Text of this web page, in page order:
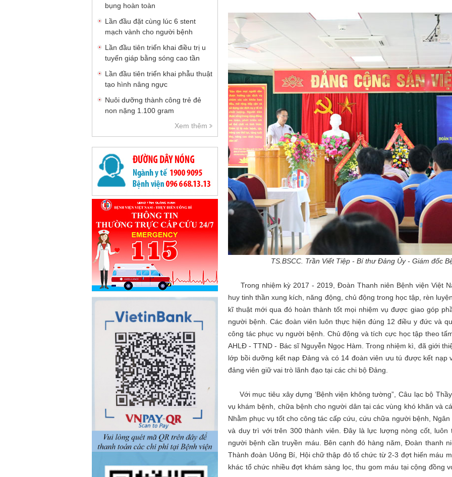
bụng hoàn toàn
Lần đầu đặt cùng lúc 6 stent
mạch vành cho người bệnh
Lần đầu tiên triển khai điều trị u
tuyến giáp bằng sóng cao tần
Lần đầu tiên triển khai phẫu thuật
tạo hình nâng ngực
Nuôi dưỡng thành công trẻ đẻ
non nặng 1.100 gram
Xem thêm
TS.BSCC. Trần Viết Tiệp - Bí thư Đảng Ủy - Giám đốc
Trong nhiệm kỳ 2017 - 2019, Đoàn Thanh niên Bệnh viện Việt
huy tinh thần xung kích, năng động, chủ động trong học tập, rèn
kĩ thuật mới qua đó hoàn thành tốt mọi nhiệm vụ được giao góp
người bệnh. Các đoàn viên luôn thực hiện đúng 12 điều y đức và
công tác phục vụ người bệnh. Chủ động và tích cực học tập theo
AHLĐ - TTND - Bác sĩ Nguyễn Ngọc Hàm. Trong nhiệm kì, đã giới
lớp bồi dưỡng kết nạp Đảng và có 14 đoàn viên ưu tú được kết nạp
đảng viên giữ vai trò lãnh đạo tại các chi bộ
Với mục tiêu xây dựng ‘Bệnh viện không tường”, Câu lạc bộ
vụ khám bệnh, chữa bệnh cho người dân tại các vùng khó khăn và
Nhằm phục vụ tốt cho công tác cấp cứu, cứu chữa người bệnh,
và duy trì với trên 300 thành viên. Đây là lực lượng nòng cốt,
người bệnh cần truyền máu. Bên cạnh đó hàng năm, Đoàn thanh
Thành đoàn Uông Bí, Hội chữ thập đỏ tổ chức từ 2-3 đợt hiến máu
khác tổ chức nhiều đợt khám sàng lọc, thu gom máu tại